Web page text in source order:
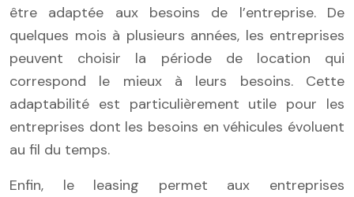
être adaptée aux besoins de l’entreprise. De
quelques mois à plusieurs années, les entreprises
peuvent choisir la période de location qui
correspond le mieux à leurs besoins. Cette
adaptabilité est particulièrement utile pour les
entreprises dont les besoins en véhicules évoluent
au fil du temps.
Enfin, le leasing permet aux entreprises